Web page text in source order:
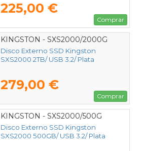
225,00 €
Comprar
KINGSTON - SXS2000/2000G
Disco Externo SSD Kingston
SXS2000 2TB/ USB 3.2/ Plata
279,00 €
Comprar
KINGSTON - SXS2000/500G
Disco Externo SSD Kingston
SXS2000 500GB/ USB 3.2/ Plata